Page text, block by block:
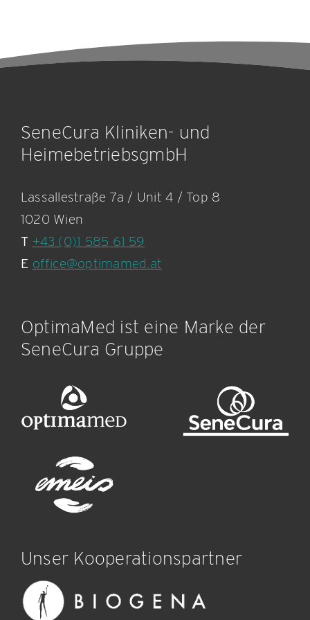
SeneCura Kliniken- und
HeimebetriebsgmbH
Lassallestraße 7a / Unit 4 / Top 8
1020 Wien
T +43 (0)1 585 61 59
E office@optimamed.at
OptimaMed ist eine Marke der
SeneCura Gruppe
Unser Kooperationspartner